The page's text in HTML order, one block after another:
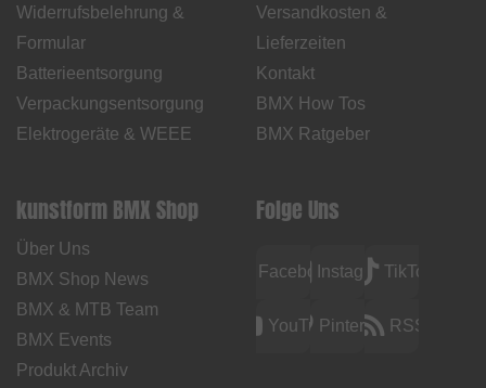
Widerrufsbelehrung &
Formular
Batterieentsorgung
Verpackungsentsorgung
Elektrogeräte & WEEE
Versandkosten &
Lieferzeiten
Kontakt
BMX How Tos
BMX Ratgeber
kunstform BMX Shop
Über Uns
BMX Shop News
BMX & MTB Team
BMX Events
Produkt Archiv
Folge Uns
FacebookInstagramTikTok
YouTubePinterest RSS